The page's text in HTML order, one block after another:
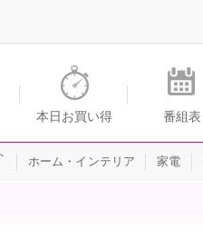
ショップチャンネル
本日お買い得 番組表
ホーム・インテリア 家電